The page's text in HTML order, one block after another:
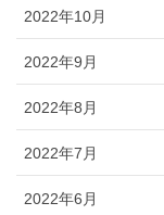
2022年10月
2022年9月
2022年8月
2022年7月
2022年6月